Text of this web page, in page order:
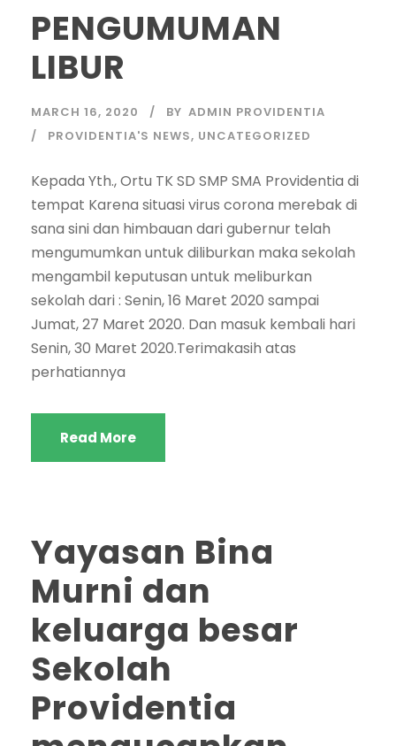
PENGUMUMAN
LIBUR
MARCH 16, 2020 BY ADMIN PROVIDENTIA
PROVIDENTIA'S NEWS, UNCATEGORIZED
Kepada Yth., Ortu TK SD SMP SMA Providentia di
tempat Karena situasi virus corona merebak di
sana sini dan himbauan dari gubernur telah
mengumumkan untuk diliburkan maka sekolah
mengambil keputusan untuk meliburkan
sekolah dari : Senin, 16 Maret 2020 sampai
Jumat, 27 Maret 2020. Dan masuk kembali hari
Senin, 30 Maret 2020.Terimakasih atas
perhatiannya
Read More
Yayasan Bina
Murni dan
keluarga besar
Sekolah
Providentia